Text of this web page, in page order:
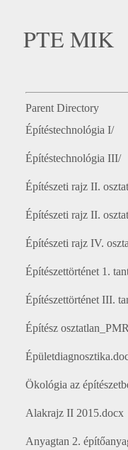
PTE MIK
Parent Directory
Építéstechnológia I/
Építéstechnológia III/
Építészeti rajz II.
Építészeti rajz II.
Építészeti rajz IV.
Építészettörténet 1.
Építészettörténet III.
Építész
Ökológia az
Alakrajz II 2015.docx
Anyagtan 2.